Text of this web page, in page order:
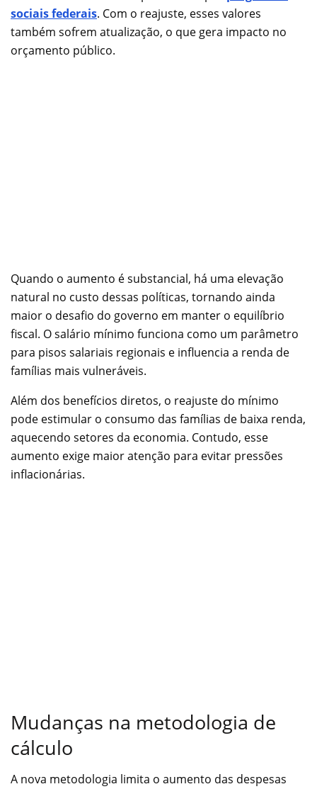
sociais federais. Com o reajuste, esses valores
também sofrem atualização, o que gera impacto no
orçamento público.
Quando o aumento é substancial, há uma elevação
natural no custo dessas políticas, tornando ainda
maior o desafio do governo em manter o equilíbrio
fiscal. O salário mínimo funciona como um parâmetro
para pisos salariais regionais e influencia a renda de
famílias mais vulneráveis.
Além dos benefícios diretos, o reajuste do mínimo
pode estimular o consumo das famílias de baixa renda,
aquecendo setores da economia. Contudo, esse
aumento exige maior atenção para evitar pressões
inflacionárias.
Mudanças na metodologia de
cálculo
A nova metodologia limita o aumento das despesas